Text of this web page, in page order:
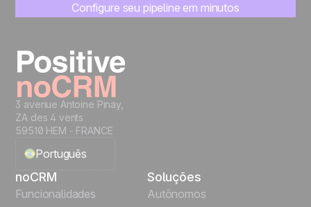
Configure seu pipeline em minutos
3 avenue Antoine Pinay,
ZA des 4 vents
59510 HEM - FRANCE
Português
English
noCRM
Funcionalidades
Soluções
Autônomos